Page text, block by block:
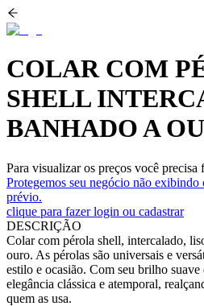
COLAR COM
SHELL
BANHADO A
Para visualizar os preços você precisa
Protegemos seu negócio não exibindo
prévio.
clique para fazer login ou cadastrar
DESCRIÇÃO
Colar com pérola shell, intercalado,
ouro. As pérolas são universais e
estilo e ocasião. Com seu brilho
elegância clássica e atemporal,
quem as usa.